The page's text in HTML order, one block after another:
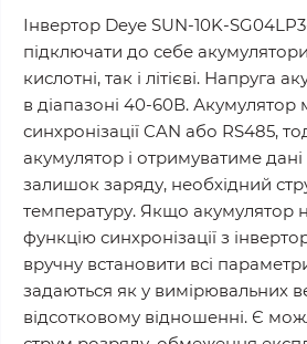
Інвертор Deye SUN-10K-
підключати до себе
кислотні, так і літієві. Напруга
в діапазоні 40-60В.
синхронізації CAN або RS485,
акумулятор і отримуватиме дані
залишок заряду, необхідний
температуру. Якщо акумулятор
функцію синхронізації з
вручну встановити всі
задаються як у вимірювальних
відсотковому відношенні. Є